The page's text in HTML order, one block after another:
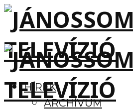
HÍREK
ARCHÍVUM